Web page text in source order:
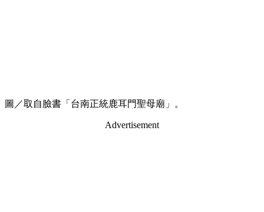
圖／取自臉書「台南正統鹿耳門聖母廟」。
Advertisement